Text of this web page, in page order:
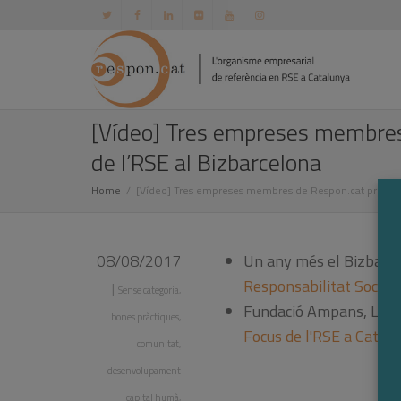
[Vídeo] Tres empreses
de l’RSE al Bizbarcelona
Home [Vídeo] Tres empreses membres de Respon.cat
08/08/2017
| Sense categoria
bones pràctiques
comunitat
desenvolupament
capital humà
Un any més el
Responsabilitat
Fundació Ampans,
Focus de l'RSE a